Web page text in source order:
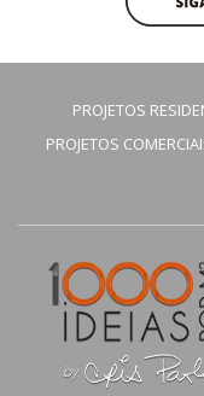
PROJETOS
PROJETOS